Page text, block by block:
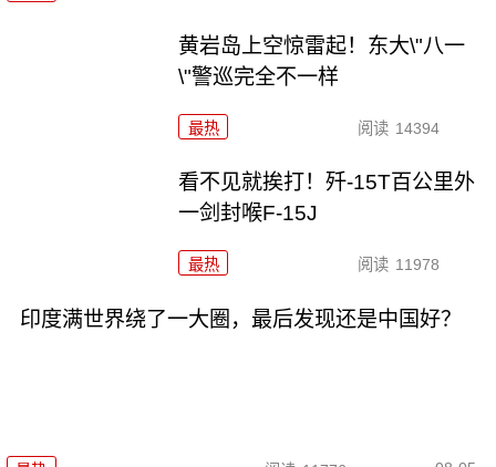
黄岩岛上空惊雷起！东大\"八一
\"警巡完全不一样
最热 阅读 14394
看不见就挨打！歼-15T百公里外
一剑封喉F-15J
最热 阅读 11978
印度满世界绕了一大圈，最后发现还是中国好？